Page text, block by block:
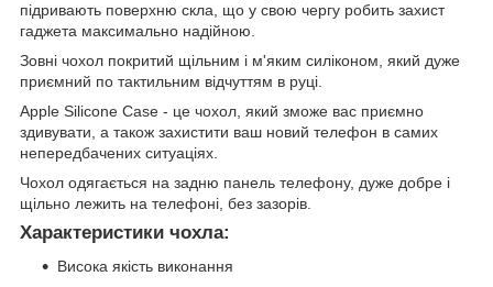
підривають поверхню скла, що у свою чергу робить захист
гаджета максимально надійною.
Зовні чохол покритий щільним і м'яким силіконом, який дуже
приємний по тактильним відчуттям в руці.
Apple Silicone Case - це чохол, який зможе вас приємно
здивувати, а також захистити ваш новий телефон в самих
непередбачених ситуаціях.
Чохол одягається на задню панель телефону, дуже добре і
щільно лежить на телефоні, без зазорів.
Характеристики чохла:
Висока якість виконання